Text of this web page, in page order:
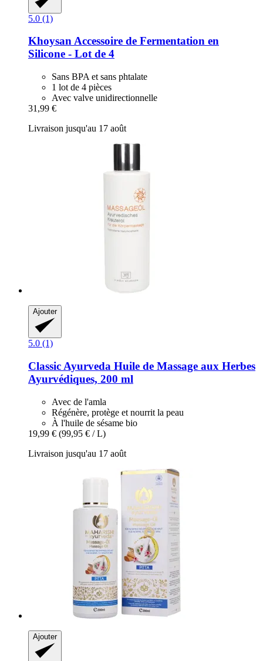
5.0 (1)
KhoysanAccessoire de Fermentation en
Silicone -​ Lot de 4
Sans BPA et sans phtalate
1 lot de 4 pièces
Avec valve unidirectionnelle
31,99 €
Livraison jusqu'au 17 août
Ajouter
5.0 (1)
Classic Ayurveda Huile de Massage aux Herbes
Ayurvédiques, 200 ml
Avec de l'amla
Régénère, protège et nourrit la peau
À l'huile de sésame bio
19,99 € (99,95 € / L)
Livraison jusqu'au 17 août
Ajouter